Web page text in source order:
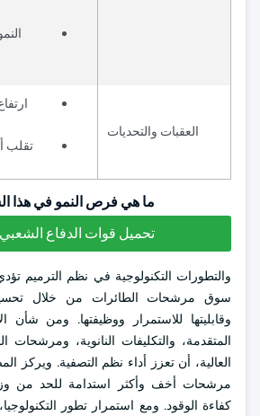
العقبات والتحديات
تقلب
ما هي فرص النمو في هذا
تحميل قوات الدفاع الشعبي
والتطورات التكنولوجية في نظم الترميم
سوق مرشحات الطائرات من خلال
وقابليتها للاستمرار ووظيفتها. ومن شأن
المتقدمة، والتكليفات النانوية، ومرشحات
العالية، أن تعزز أداء نظم التصفية. ويركز
مرشحات أخف وأكثر استدامة للحد من
كفاءة الوقود. ومع استمرار تطور